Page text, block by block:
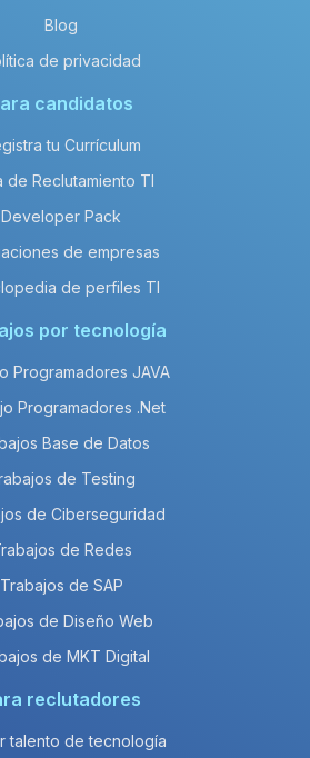
Blog
de privacidad
candidatos
tu Currículum
de Reclutamiento TI
Developer Pack
de empresas
de perfiles TI
por tecnología
Programadores JAVA
Programadores .Net
Base de Datos
de Testing
de Ciberseguridad
de Redes
Trabajos de SAP
de Diseño Web
de MKT Digital
reclutadores
talento de tecnología